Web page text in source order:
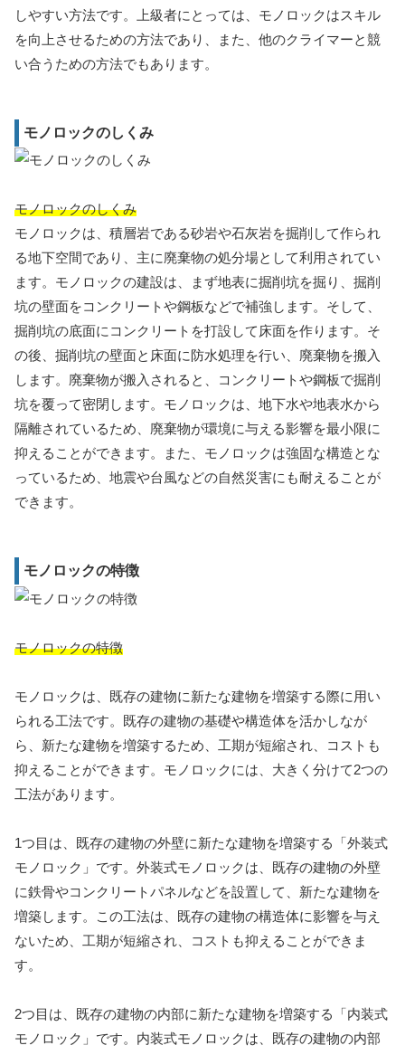
しやすい方法です。上級者にとっては、モノロックはスキル
を向上させるための方法であり、また、他のクライマーと競
い合うための方法でもあります。
モノロックのしくみ
モノロックのしくみ
モノロックは、積層岩である砂岩や石灰岩を掘削して作られ
る地下空間であり、主に廃棄物の処分場として利用されてい
ます。モノロックの建設は、まず地表に掘削坑を掘り、掘削
坑の壁面をコンクリートや鋼板などで補強します。そして、
掘削坑の底面にコンクリートを打設して床面を作ります。そ
の後、掘削坑の壁面と床面に防水処理を行い、廃棄物を搬入
します。廃棄物が搬入されると、コンクリートや鋼板で掘削
坑を覆って密閉します。モノロックは、地下水や地表水から
隔離されているため、廃棄物が環境に与える影響を最小限に
抑えることができます。また、モノロックは強固な構造とな
っているため、地震や台風などの自然災害にも耐えることが
できます。
モノロックの特徴
モノロックの特徴
モノロックは、既存の建物に新たな建物を増築する際に用い
られる工法です。既存の建物の基礎や構造体を活かしなが
ら、新たな建物を増築するため、工期が短縮され、コストも
抑えることができます。モノロックには、大きく分けて2つの
工法があります。
1つ目は、既存の建物の外壁に新たな建物を増築する「外装式
モノロック」です。外装式モノロックは、既存の建物の外壁
に鉄骨やコンクリートパネルなどを設置して、新たな建物を
増築します。この工法は、既存の建物の構造体に影響を与え
ないため、工期が短縮され、コストも抑えることができま
す。
2つ目は、既存の建物の内部に新たな建物を増築する「内装式
モノロック」です。内装式モノロックは、既存の建物の内部